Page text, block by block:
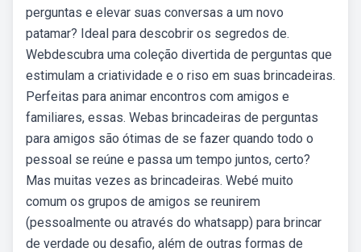
perguntas e elevar suas conversas a um novo
patamar? Ideal para descobrir os segredos de.
Webdescubra uma coleção divertida de perguntas que
estimulam a criatividade e o riso em suas brincadeiras.
Perfeitas para animar encontros com amigos e
familiares, essas. Webas brincadeiras de perguntas
para amigos são ótimas de se fazer quando todo o
pessoal se reúne e passa um tempo juntos, certo?
Mas muitas vezes as brincadeiras. Webé muito
comum os grupos de amigos se reunirem
(pessoalmente ou através do whatsapp) para brincar
de verdade ou desafio, além de outras formas de